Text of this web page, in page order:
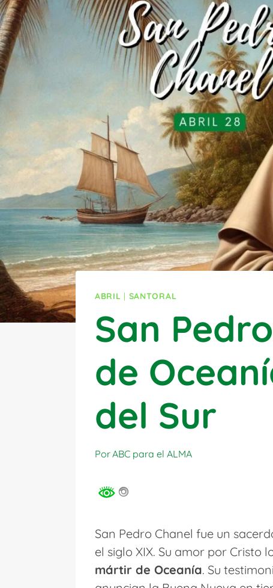
ABRIL | SANTORAL
San
de
del Sur
PorABC para el ALMA
San Pedro Chanel fue un
el siglo XIX. Su amor por Cristo
mártir de Oceanía. Su